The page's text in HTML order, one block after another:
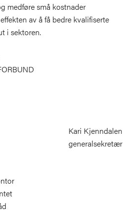
medføre små kostnader
av å få bedre kvalifiserte
i sektoren.
Kari Kjenndalen
generalsekretær